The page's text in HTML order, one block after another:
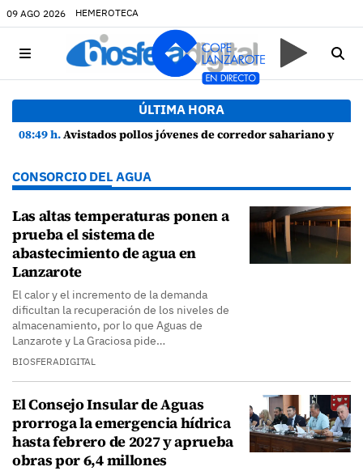
09 AGO 2026 HEMEROTECA
ÚLTIMA HORA
08:49 h.Avistados pollos jóvenes de corredor sahariano y episodios de cortejo de hubara cerca del rally de Lanzarote
CONSORCIO DEL AGUA
Las altas temperaturas ponen a
prueba el sistema de
abastecimiento de agua en
Lanzarote
El calor y el incremento de la demanda
dificultan la recuperación de los niveles de
almacenamiento, por lo que Aguas de
Lanzarote y La Graciosa pide…
BIOSFERADIGITAL
El Consejo Insular de Aguas
prorroga la emergencia hídrica
hasta febrero de 2027 y aprueba
obras por 6,4 millones